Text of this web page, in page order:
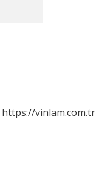
https://vinlam.com.tr